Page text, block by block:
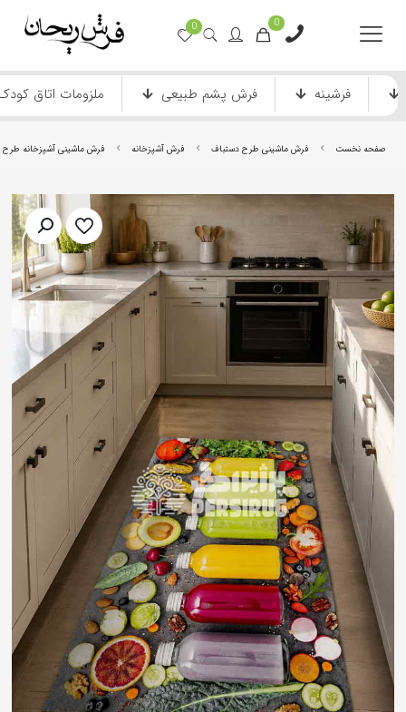
0
0
فرشینه فرش پشم طبیعی ملزومات اتاق
صفحه نخست فرش ماشینی طرح دستباف فرش آشپزخانه فرش ماشینی آشپزخانه طرح
فرش ماشینی دستباف نما فرش انیمیشن
تابلوفرش گل و گلدان
تابلوفرش نقاشی ایرانی و
مینیاتور
تابلوفرش تندیس و
مفهومی